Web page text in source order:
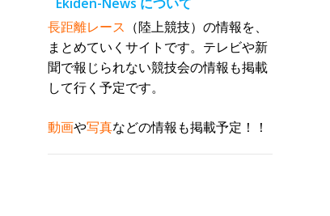
ス
長距離レース （陸上競技）の情報を、
まとめていくサイトです。テレビや新
聞で報じられない競技会の情報も掲載
して行く予定です。
動画や写真などの情報も掲載予定！！